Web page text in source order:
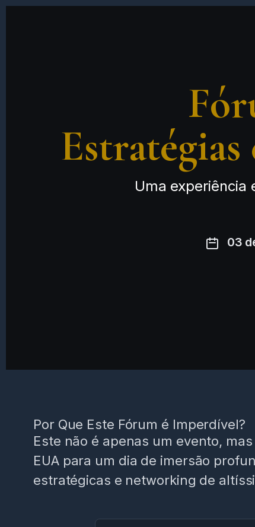
Uma experiência
03
Por Que Este Fórum é Imperdível?
Este não é apenas um evento,
EUA para um dia de imersão
estratégicas e networking de